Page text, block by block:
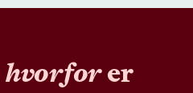
hvorforer